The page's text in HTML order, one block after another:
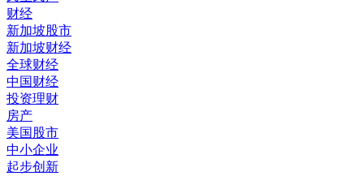
财经
新加坡股市
新加坡财经
全球财经
中国财经
投资理财
房产
美国股市
中小企业
起步创新